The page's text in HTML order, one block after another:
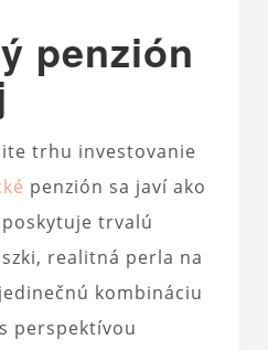
penzión
trhu investovanie
penzión sa javí ako
trvalú
realitná perla na
kombináciu
perspektívou